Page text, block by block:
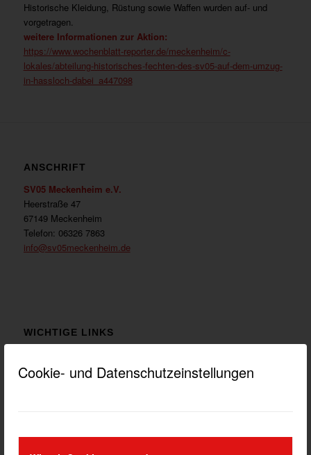
Cookie- und Datenschutzeinstellungen
Historische Kleidung, Rüstung sowie Waffen wurden auf- und
vorgetragen.
weitere Informationen zur Aktion:
https://www.wochenblatt-reporter.de/meckenheim/c-
lokales/abteilung-historisches-fechten-des-sv05-auf-dem-umzug-
in-hassloch-dabei_a447098
ANSCHRIFT
SV05 Meckenheim e.V.
Heerstraße 47
67149 Meckenheim
Telefon: 06326 7863
info@sv05meckenheim.de
WICHTIGE LINKS
DOKUMENTE HERUNTERLADEN